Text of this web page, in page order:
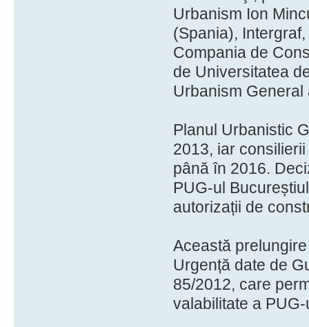
Urbanism Ion
(Spania),
Compania de
de Universitatea
Urbanism General
Planul Urbanistic
2013, iar
până în 2016.
PUG-ul
autorizații de
Această
Urgență date de
85/2012, care
valabilitate a